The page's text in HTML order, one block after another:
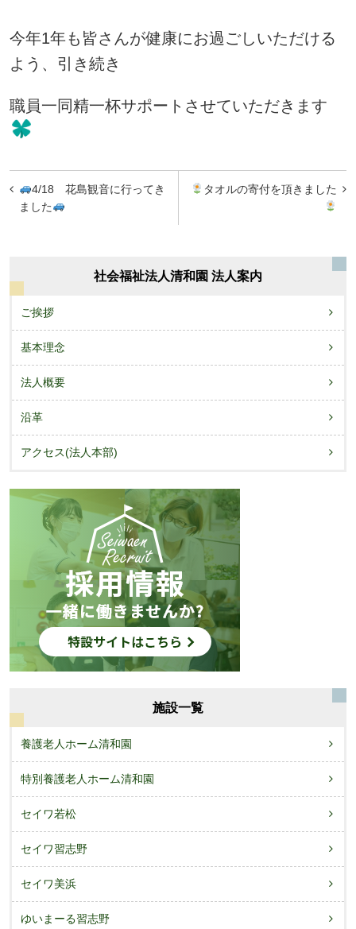
今年1年も皆さんが健康にお過ごしいただける
よう、引き続き
職員一同精一杯サポートさせていただきます
投
稿
ゲ
ー
シ
ョ
ン
タオルの寄付を頂きました
4/18 花島観音に行ってき
ました
社会福祉法人清和園 法人案内
ご挨拶
基本理念
法人概要
沿革
アクセス(法人本部)
施設一覧
養護老人ホーム清和園
特別養護老人ホーム清和園
セイワ若松
セイワ習志野
セイワ美浜
ゆいまーる習志野